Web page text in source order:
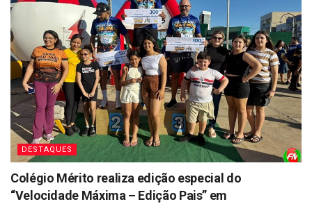
DESTAQUES
Colégio Mérito realiza edição especial do
“Velocidade Máxima – Edição Pais” em